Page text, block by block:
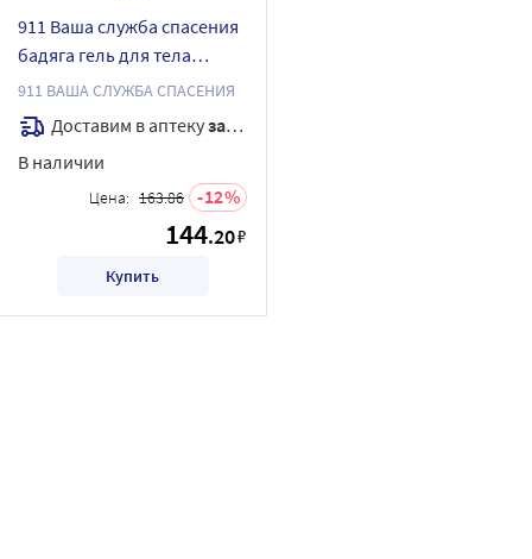
911 Ваша служба спасения
бадяга гель для тела
косметический 100 мл
911 ВАША СЛУЖБА СПАСЕНИЯ
Доставим в аптекузавтра
В наличии
Цена: 163.86 12
144.20₽
Купить